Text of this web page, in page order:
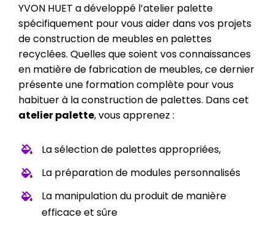
YVON HUET a développé l’atelier palette
spécifiquement pour vous aider dans vos projets
de construction de meubles en palettes
recyclées. Quelles que soient vos connaissances
en matière de fabrication de meubles, ce dernier
présente une formation complète pour vous
habituer à la construction de palettes. Dans cet
atelier palette, vous apprenez :
La sélection de palettes appropriées,
La préparation de modules personnalisés
La manipulation du produit de manière
efficace et sûre